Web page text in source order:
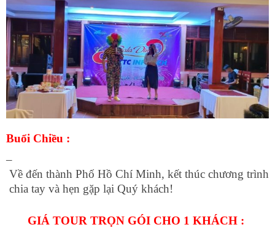
Buổi Chiều :
–
Về đến thành Phố Hồ Chí Minh, kết thúc chương trình
chia tay và hẹn gặp lại Quý khách!
GIÁ TOUR TRỌN GÓI CHO 1 KHÁCH :